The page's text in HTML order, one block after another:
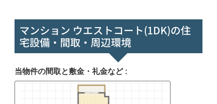
マンション ウエストコート(1DK)の住
宅設備・間取・周辺環境
当物件の間取と敷金・礼金など :